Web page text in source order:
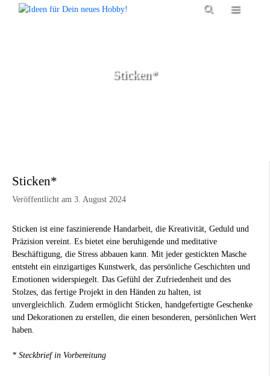
Menü
Sticken*
Sticken*
Veröffentlicht am 3. August 2024
Sticken ist eine faszinierende Handarbeit, die Kreativität, Geduld und
Präzision vereint. Es bietet eine beruhigende und meditative
Beschäftigung, die Stress abbauen kann. Mit jeder gestickten Masche
entsteht ein einzigartiges Kunstwerk, das persönliche Geschichten und
Emotionen widerspiegelt. Das Gefühl der Zufriedenheit und des
Stolzes, das fertige Projekt in den Händen zu halten, ist
unvergleichlich. Zudem ermöglicht Sticken, handgefertigte Geschenke
und Dekorationen zu erstellen, die einen besonderen, persönlichen Wert
haben.
* Steckbrief in Vorbereitung